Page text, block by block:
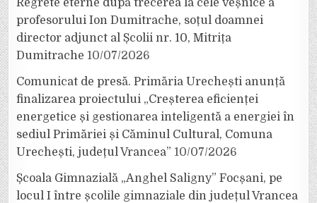
profesorului Ion Dumitrache, soțul doamnei
director adjunct al Școlii nr. 10, Mitrița
Dumitrache 10/07/2026
Comunicat de presă. Primăria Urechești anunță
finalizarea proiectului „Creșterea eficienței
energetice și gestionarea inteligentă a energiei în
sediul Primăriei și Căminul Cultural, Comuna
Urechești, județul Vrancea” 10/07/2026
Școala Gimnazială „Anghel Saligny” Focșani, pe
locul I între școlile gimnaziale din județul Vrancea